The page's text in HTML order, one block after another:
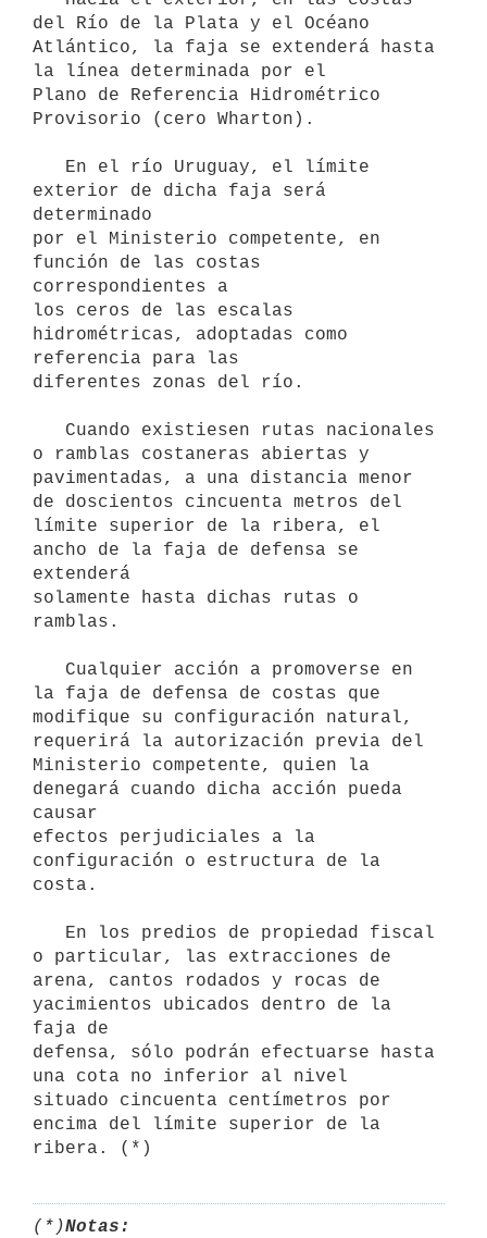
del Río de la Plata y el Océano
Atlántico, la faja se extenderá hasta
la línea determinada por el
Plano de Referencia Hidrométrico
Provisorio (cero Wharton).
exterior de dicha faja será
determinado
por el Ministerio competente, en
función de las costas
correspondientes a
los ceros de las escalas
hidrométricas, adoptadas como
referencia para las
diferentes zonas del río.
o ramblas costaneras abiertas y
pavimentadas, a una distancia menor
de doscientos cincuenta metros del
límite superior de la ribera, el
ancho de la faja de defensa se
extenderá
solamente hasta dichas rutas o
ramblas.
la faja de defensa de costas que
modifique su configuración natural,
requerirá la autorización previa del
Ministerio competente, quien la
denegará cuando dicha acción pueda
causar
efectos perjudiciales a la
configuración o estructura de la
costa.
o particular, las extracciones de
arena, cantos rodados y rocas de
yacimientos ubicados dentro de la
faja de
defensa, sólo podrán efectuarse hasta
una cota no inferior al nivel
situado cincuenta centímetros por
encima del límite superior de la
(*)Notas: